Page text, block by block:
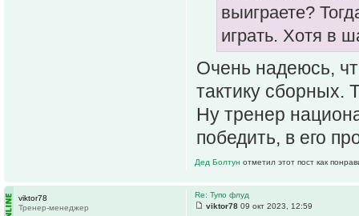
выиграете?
играть. Хотя в
Очень надеюсь,
тактику сборных.
Ну тренер
победить, в его
Дед Болтун отметил этот пост как
Re: Тупо флуд
viktor78 09 окт 2023, 12:59
viktor78
Тренер-менеджер